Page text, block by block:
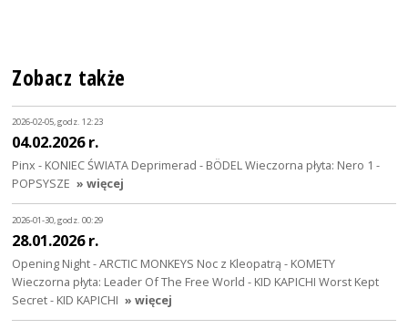
Zobacz także
2026-02-05, godz. 12:23
04.02.2026 r.
Pinx - KONIEC ŚWIATA Deprimerad - BÖDEL Wieczorna płyta: Nero 1 -
POPSYSZE » więcej
2026-01-30, godz. 00:29
28.01.2026 r.
Opening Night - ARCTIC MONKEYS Noc z Kleopatrą - KOMETY
Wieczorna płyta: Leader Of The Free World - KID KAPICHI Worst Kept
Secret - KID KAPICHI » więcej